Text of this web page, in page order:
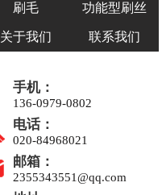
刷毛 功能型刷丝
关于我们 联系我们
手机：
136-0979-0802
电话：
020-84968021
邮箱：
2355343551@qq.com